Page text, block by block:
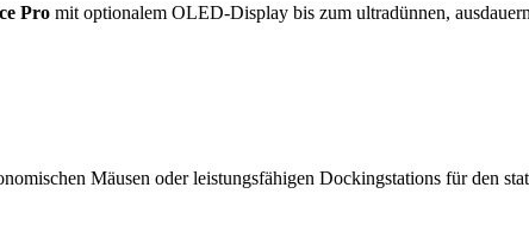
Pro mit optionalem OLED-Display bis zum ultradünnen,
Mäusen oder leistungsfähigen Dockingstations für den